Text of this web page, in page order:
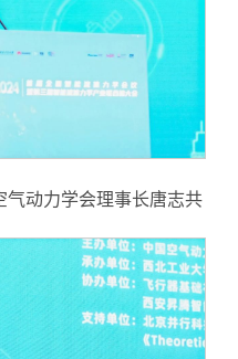
动力学会理事长唐志共